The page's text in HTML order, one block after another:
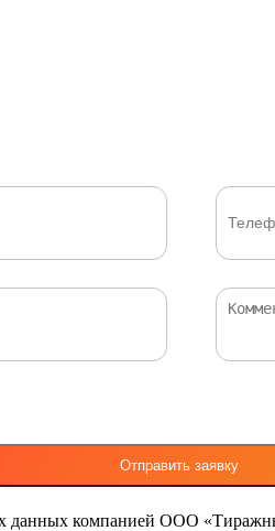
данных компанией ООО